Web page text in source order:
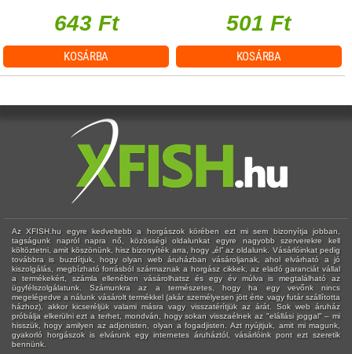
643 Ft
KOSÁRBA
501 Ft
KOSÁRBA
Az XFISH.hu egyre kedveltebb a horgászok körében ezt mi sem bizonyítja jobban,
tagságunk napról napra nő, közösségi oldalunkat egyre nagyobb szerverekre kell
költöztetni, amit köszönünk, hisz bizonyíték arra, hogy „él” az oldalunk. Vásárlóinkat pedig
továbbra is buzdítjuk, hogy olyan web áruházban vásároljanak, ahol elvárható a jó
kiszolgálás, megbízható forrásból származnak a horgász cikkek, az eladó garanciát vállal
a termékekért, számla ellenében vásárolhatsz és egy év múlva is megtalálható az
ügyfélszolgálatunk. Számunkra az a természetes, hogy ha egy vevőnk nincs
megelégedve a nálunk vásárolt termékkel (akár személyesen jött érte vagy futár szállította
házhoz), akkor kicseréljük valami másra vagy visszatérítjük az árát. Sok web áruház
próbálja elkerülni ezt a terhet, mondván, hogy sokan visszaélnek az "elállási joggal" – mi
hisszük, hogy amilyen az adjonisten, olyan a fogadjisten. Azt nyújtjuk, amit mi magunk,
gyakorló horgászok is elvárunk egy internetes áruháztól, vásárlóink pont ezt szeretik
bennünk.